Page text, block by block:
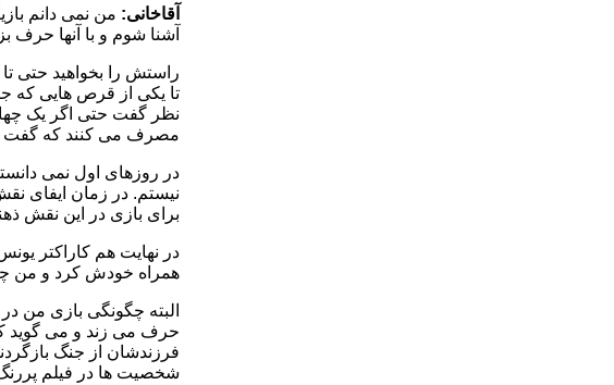
آقاخانی: من نمی دانم
آشنا شوم و با آنها حرف
راستش را بخواهید حتی
تا یکی از قرص هایی که
نظر گفت حتی اگر یک
مصرف می کنند که گفت بین ۱۰ تا ۱۲ قرص مصرف
در روزهای اول نمی
برای بازی در این نقش
در نهایت هم کاراکتر
همراه خودش کرد و من
البته چگونگی بازی من
حرف می زند و می گوید که
فرزندشان از جنگ
شخصیت ها در فیلم